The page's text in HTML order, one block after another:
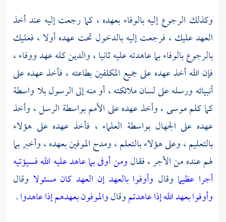
وكذلك الرجوع إليه بالوفاء بعهده ، كما رجعت إليه عند أخذ
العهد عليك ، فرجعت إليه بالدخول تحت عهده أولا ، فعليك
بالرجوع بالوفاء بما عاهدته عليه ثانيا ، والدين كله عهد ووفاء ،
فإن الله أخذ عهده على جميع المكلفين بطاعته ، فأخذ عهده على
أنبيائه ورسله على لسان ملائكته ، أو منه إلى الرسول بلا واسطة
كما كلمموسى ،وأخذ عهده على الأمم بواسطة الرسل ، وأخذ
عهده على الجهال بواسطة العلماء ، فأخذ عهده على هؤلاء
بالتعليم ، وعلى هؤلاء بالتعلم ، ومدح الموفين بعهده ، وأخبر بما
لهم عنده من الأجر ، فقالومن أوفى بما عاهد عليه الله فسيؤتيه
أجرا عظيما وقال وأوفوا بالعهد إن العهد كان مسئولا وقال
وأوفوا بعهد الله إذا عاهدتموقالوالموفون بعهدهم إذا عاهدوا.